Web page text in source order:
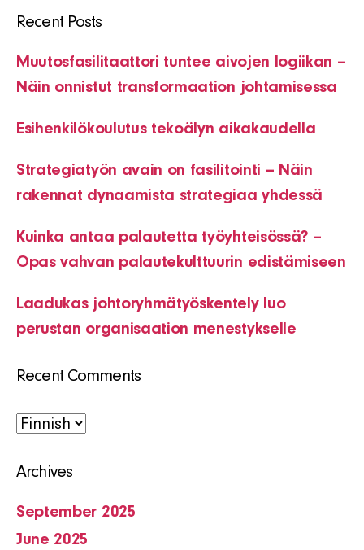
Recent Posts
Muutosfasilitaattori tuntee aivojen logiikan –
Näin onnistut transformaation johtamisessa
Esihenkilökoulutus tekoälyn aikakaudella
Strategiatyön avain on fasilitointi – Näin
rakennat dynaamista strategiaa yhdessä
Kuinka antaa palautetta työyhteisössä? –
Opas vahvan palautekulttuurin edistämiseen
Laadukas johtoryhmätyöskentely luo
perustan organisaation menestykselle
Recent Comments
Choose
language
Archives
September 2025
June 2025